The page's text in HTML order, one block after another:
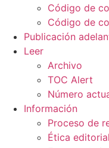
Código de
Código de
Publicación
Leer
Archivo
TOC Alert
Número
Información
Proceso de
Ética editorial